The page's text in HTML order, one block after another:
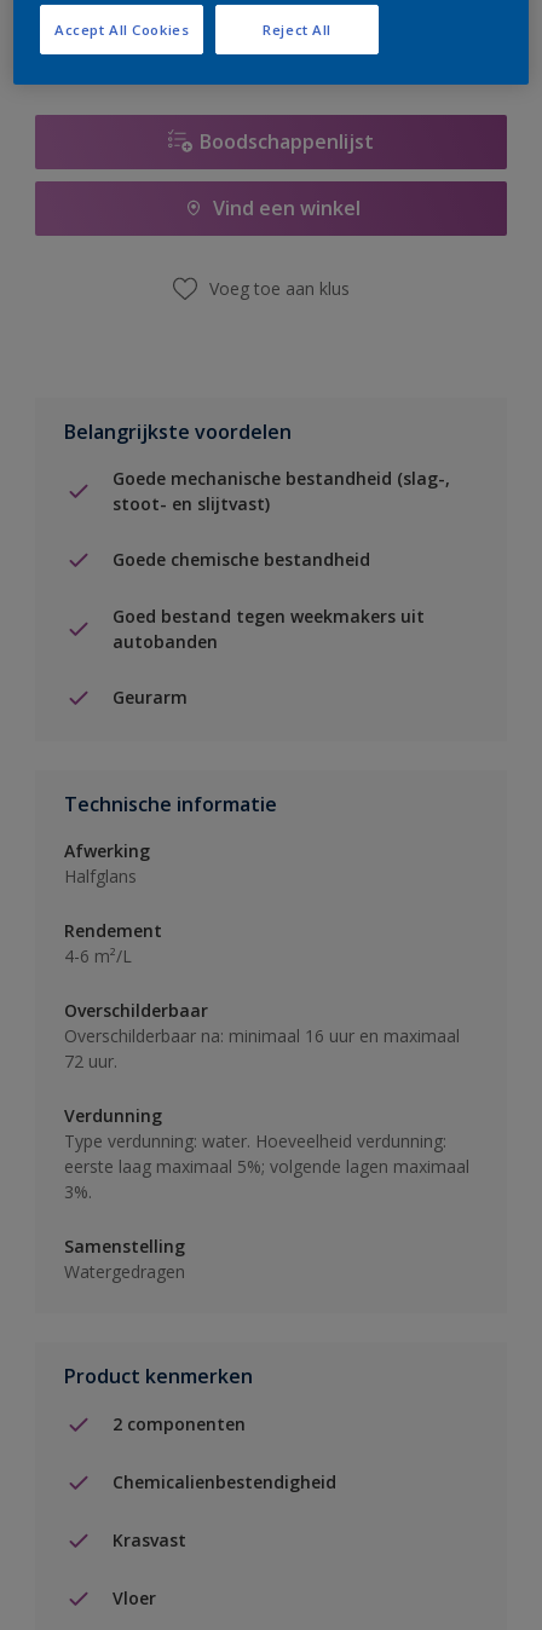
Boodschappenlijst
Vind een winkel
Voeg toe aan klus
Belangrijkste voordelen
Goede mechanische bestandheid (slag-,
stoot- en slijtvast)
Goede chemische bestandheid
Goed bestand tegen weekmakers uit
autobanden
Geurarm
Technische informatie
Afwerking
Halfglans
Rendement
4-6 m²/L
Overschilderbaar
Overschilderbaar na: minimaal 16 uur en maximaal
72 uur.
Verdunning
Type verdunning: water. Hoeveelheid verdunning:
eerste laag maximaal 5%; volgende lagen maximaal
3%.
Samenstelling
Watergedragen
Product kenmerken
2 componenten
Chemicalienbestendigheid
Krasvast
Vloer
Reject All
Accept All Cookies